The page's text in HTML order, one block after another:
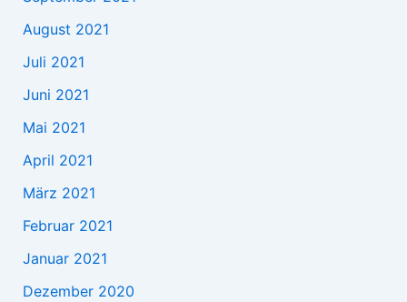
August 2021
Juli 2021
Juni 2021
Mai 2021
April 2021
März 2021
Februar 2021
Januar 2021
Dezember 2020